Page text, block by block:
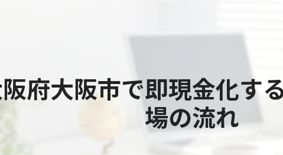
府大阪市で即現金化す
場の流れ